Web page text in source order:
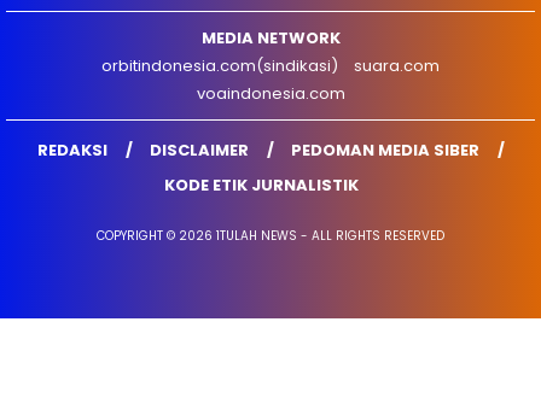
MEDIA NETWORK
orbitindonesia.com(sindikasi)
suara.com
voaindonesia.com
REDAKSI DISCLAIMER
PEDOMAN MEDIA SIBER
KODE ETIK JURNALISTIK
COPYRIGHT © 2026 1TULAH NEWS - ALL RIGHTS RESERVED